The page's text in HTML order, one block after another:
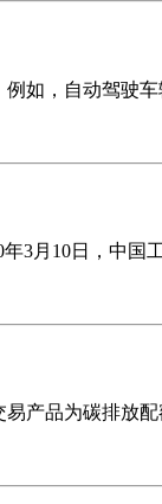
如，自动驾驶
3月10日，中国
产品为碳排放